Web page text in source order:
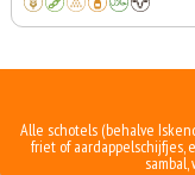
Alle schotels (behalve
friet of aardappelschijfjes,